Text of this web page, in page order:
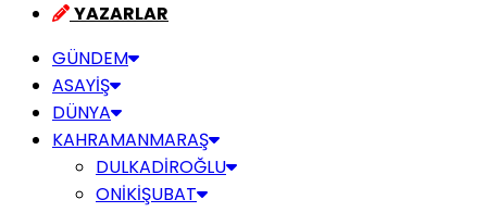
YAZARLAR
GÜNDEM
ASAYİŞ
DÜNYA
KAHRAMANMARAŞ
DULKADİROĞLU
ONİKİŞUBAT